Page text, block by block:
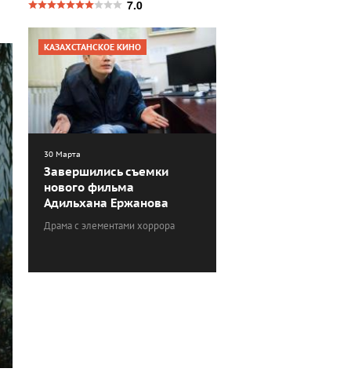
7.0
КАЗАХСТАНСКОЕ КИНО
30 Марта
Завершились съемки
нового фильма
Адильхана Ержанова
Драма с элементами хоррора